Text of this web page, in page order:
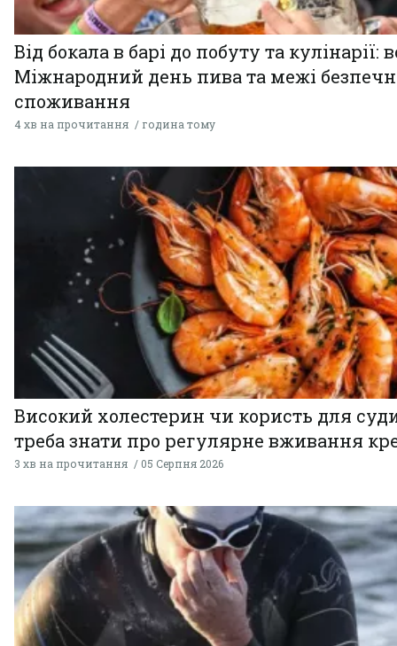
Від бокала в барі до побуту та кулінарії:
Міжнародний день пива та межі
споживання
4 хв на прочитання година тому
Високий холестерин чи користь для
треба знати про регулярне вживання
3 хв на прочитання 05 Серпня 2026